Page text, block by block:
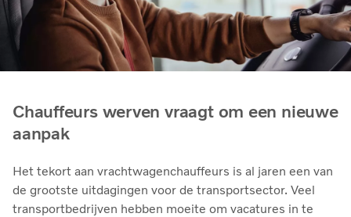
Chauffeurs werven vraagt om een nieuwe
aanpak
Het tekort aan vrachtwagenchauffeurs is al jaren een van
de grootste uitdagingen voor de transportsector. Veel
transportbedrijven hebben moeite om vacatures in te